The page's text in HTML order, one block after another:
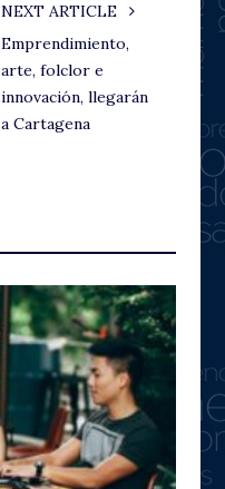
NEXT ARTICLE
Emprendimiento,
arte, folclor e
innovación, llegarán
a Cartagena